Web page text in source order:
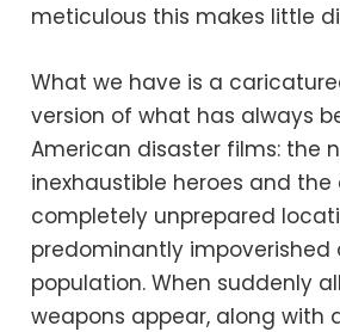
meticulous this makes little
What we have is a
version of what has always
American disaster films: the
inexhaustible heroes and
completely unprepared
predominantly impoverished
population. When suddenly
weapons appear, along with